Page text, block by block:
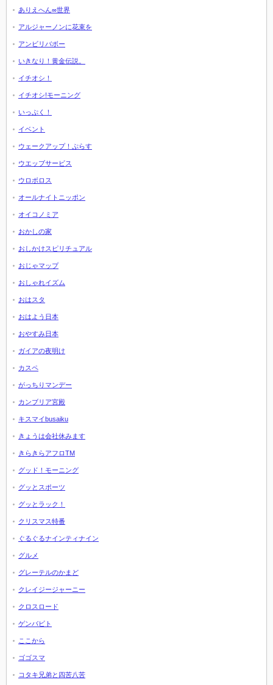
ありえへん∞世界
アルジャーノンに花束を
アンビリバボー
いきなり！黄金伝説。
イチオシ！
イチオシ!モーニング
いっぷく！
イベント
ウェークアップ！ぷらす
ウエッブサービス
ウロボロス
オールナイトニッポン
オイコノミア
おかしの家
おしかけスピリチュアル
おじゃマップ
おしゃれイズム
おはスタ
おはよう日本
おやすみ日本
ガイアの夜明け
カスペ
がっちりマンデー
カンブリア宮殿
キスマイbusaiku
きょうは会社休みます
きらきらアフロTM
グッド！モーニング
グッとスポーツ
グッとラック！
クリスマス特番
ぐるぐるナインティナイン
グルメ
グレーテルのかまど
クレイジージャーニー
クロスロード
ゲンバビト
ここから
ゴゴスマ
コタキ兄弟と四苦八苦